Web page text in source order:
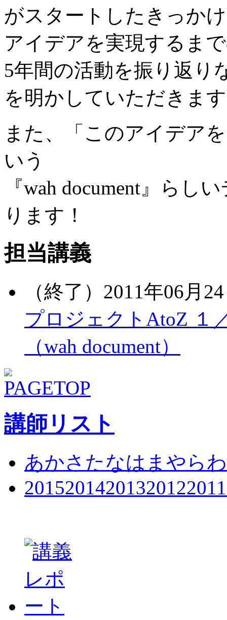
がスタートしたきっか
アイデアを実現するま
5年間の活動を振り返り
を明かしていただきま
また、「このアイデア
いう
『wah document』らし
ります！
担当講義
（終了）2011年06月
プロジェクトAtoZ １
（wah document）
講師リスト
あかさ たなは ま や らわ
20152014201320122011